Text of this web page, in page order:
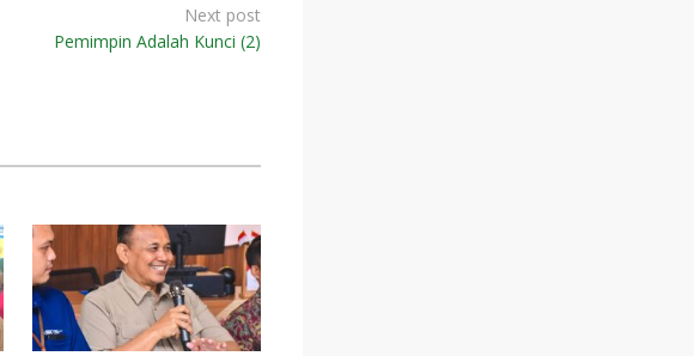
Next post
Pemimpin Adalah Kunci (2)